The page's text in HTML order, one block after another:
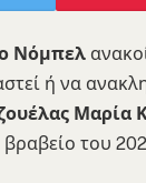
Νόμπελ
ή να
Μαρία
του